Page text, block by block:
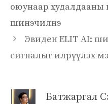
оюунаар
шинэчилнэ
Эвиден ELIT AI:
сигналыг илрүүлэх
Батжаргал